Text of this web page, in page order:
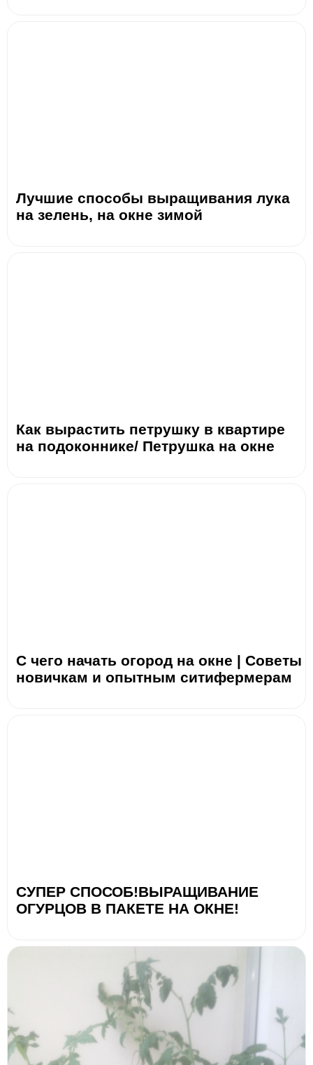
Лучшие способы выращивания лука
на зелень, на окне зимой
Как вырастить петрушку в квартире
на подоконнике/ Петрушка на окне
С чего начать огород на окне | Советы
новичкам и опытным ситифермерам
СУПЕР СПОСОБ!ВЫРАЩИВАНИЕ
ОГУРЦОВ В ПАКЕТЕ НА ОКНЕ!